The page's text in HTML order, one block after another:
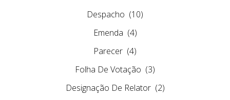
Despacho (10)
Emenda (4)
Parecer (4)
Folha De Votação (3)
Designação De Relator (2)